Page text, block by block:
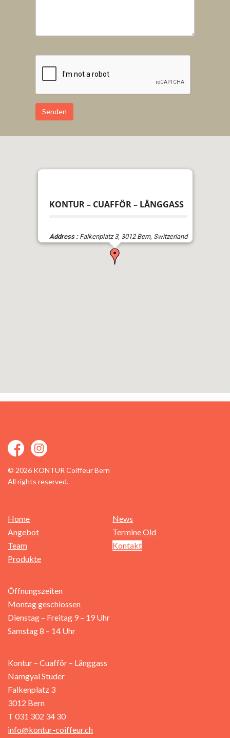
Senden
KONTUR – CUAFFÖR – LÄNGGASS
Address : Falkenplatz 3, 3012 Bern, Switzerland
© 2026 KONTUR Coiffeur Bern
All rights reserved.
Home
Angebot
Team
Produkte
News
Termine Old
Kontakt
Öffnungszeiten
Montag geschlossen
Dienstag – Freitag 9 – 19 Uhr
Samstag 8 – 14 Uhr
Kontur – Cuafför – Länggass
Namgyal Studer
Falkenplatz 3
3012 Bern
T 031 302 34 30
info@kontur-coiffeur.ch